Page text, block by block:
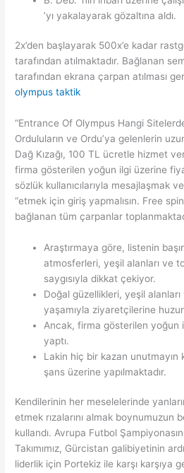
’yı yakalayarak gözaltına aldı.
2x’den başlayarak 500x’e kadar
tarafından atılmaktadır. Bağlanan
tarafından ekrana çarpan atılması
olympus taktik
“Entrance Of Olympus Hangi
Orduluların ve Ordu’ya gelenlerin
Dağ Kızağı, 100 TL ücretle hizmet
firma gösterilen yoğun ilgi üzerine
sözlük kullanıcılarıyla mesajlaşmak
“etmek için giriş yapmalısın. Free
bağlanan tüm çarpanlar
Araştırmaya göre, listenin
atmosferleri, yeşil alanları ve
saygısıyla dikkat çekiyor.
Doğal güzellikleri, yeşil alanları
yaşamıyla ziyaretçilerine
Ancak, firma gösterilen yoğun
yaptı.
Lakin hiç bir kazan unutmayın
şans üzerine yapılmaktadır.
Kendilerinin her meselelerinde
etmek rızalarını almak boynumuzun
kullandı. Avrupa Futbol
Takımımız, Gürcistan galibiyetinin
liderlik için Portekiz ile karşı karşıya